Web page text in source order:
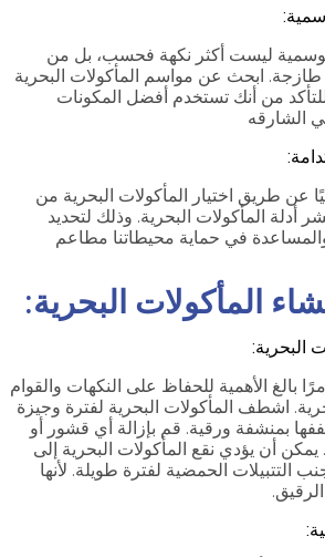
ليست أكثر نكهة فحسب، بل من
ابحث عن مواسم المأكولات البحرية
من أنك تستخدم أفضل المكونات
الشارقه
عن طريق اختيار المأكولات البحرية من
المأكولات البحرية. وذلك لتحديد
في حماية محيطاتنا مطاعم
المأكولات البحرية:
البحرية:
بالغ الأهمية للحفاظ على النكهات والقوام
اشطف المأكولات البحرية لفترة وجيزة
بمنشفة ورقية. قم بإزالة أي قشور أو
أن يؤدي نقع المأكولات البحرية إلى
التتبيلات الحمضية لفترة طويلة. لأنها